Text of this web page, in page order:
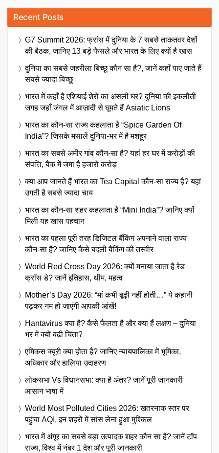
Recent Posts
G7 Summit 2026: फ्रांस में दुनिया के 7 सबसे ताकतवर देशों
की बैठक, जानिए 13 बड़े फैसले और भारत के लिए क्यों है खास
दुनिया का सबसे जहरीला बिच्छू कौन सा है?, जानें कहाँ पाए जाते हैं
सबसे ज्यादा बिच्छू
भारत में कहाँ है एशियाई शेरों का असली घर? दुनिया की इकलौती
जगह जहाँ जंगल में आज़ादी से घूमते हैं Asiatic Lions
भारत का कौन-सा राज्य कहलाता है “Spice Garden Of
India”? जिसके मसालें दुनिया-भर में है मशहूर
भारत का सबसे अमीर गांव कौन-सा है? यहां हर घर में करोड़ों की
संपत्ति, बैंक में जमा हैं हजारों करोड़
क्या आप जानते हैं भारत का Tea Capital कौन-सा राज्य है? यहां
उगती है सबसे ज्यादा चाय
भारत का कौन-सा शहर कहलाता है “Mini India”? जानिए क्यों
मिली यह खास पहचान
भारत का पहला पूरी तरह डिजिटल बैंकिंग अपनाने वाला राज्य
कौन-सा है? जानिए कैसे बदली बैंकिंग की तस्वीर
World Red Cross Day 2026: क्यों मनाया जाता है रेड
क्रॉस डे? जानें इतिहास, थीम, महत्व
Mother’s Day 2026: “मां कभी बूढ़ी नहीं होती…” ये कहानी
पढ़कर नम हो जाएंगी आपकी आंखें!
Hantavirus क्या है? कैसे फैलता है और क्या हैं लक्षण – दुनिया
भर में क्यों बढ़ी चिंता?
एमिकस क्यूरी क्या होता है? जानिए न्यायपालिका में भूमिका,
अधिकार और हालिया उदाहरण
लोकसभा Vs विधानसभा: क्या है अंतर? जानें पूरी जानकारी
आसान भाषा में
World Most Polluted Cities 2026: खतरनाक स्तर पर
पहुंचा AQI, इन शहरों में सांस लेना हुआ मुश्किल
भारत में अंगूर का सबसे बड़ा उत्पादक शहर कौन सा है? जानें टॉप
राज्य, विश्व में नंबर 1 देश और पूरी जानकारी